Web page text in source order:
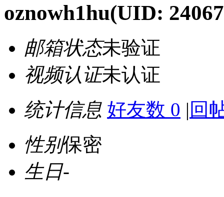
oznowh1hu(UID:
邮箱状态未验证
视频认证未认证
统计信息 好友数 0 | 回
性别保密
生日-